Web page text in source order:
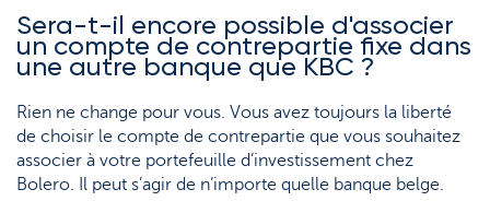
Sera-t-il encore possible d'associer
un compte de contrepartie fixe dans
une autre banque que KBC ?
Rien ne change pour vous. Vous avez toujours la liberté
de choisir le compte de contrepartie que vous souhaitez
associer à votre portefeuille d’investissement chez
Bolero. Il peut s’agir de n’importe quelle banque belge.